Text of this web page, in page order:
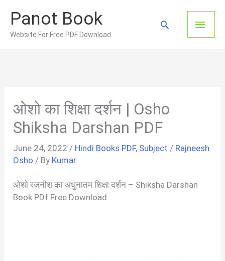
content
Panot Book
Website For Free PDF Download
Main
Search
ओशो का शिक्षा दर्शन | Osho
Shiksha Darshan PDF
June 24, 2022 / Hindi Books PDF, Subject / Rajneesh
Osho / By Kumar
ओशो रजनीश का अधुनातम शिक्षा दर्शन – Shiksha Darshan
Book PDf Free Download